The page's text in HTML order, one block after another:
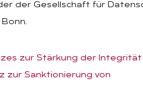
der Gesellschaft für
zur Stärkung der
zur Sanktionierung von